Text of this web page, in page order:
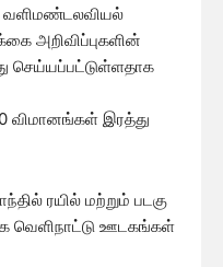
வளிமண்டலவியல்
அறிவிப்புகளின்
செய்யப்பட்டுள்ளதாக
விமானங்கள் இரத்து
ரயில் மற்றும் படகு
வெளிநாட்டு ஊடகங்கள்